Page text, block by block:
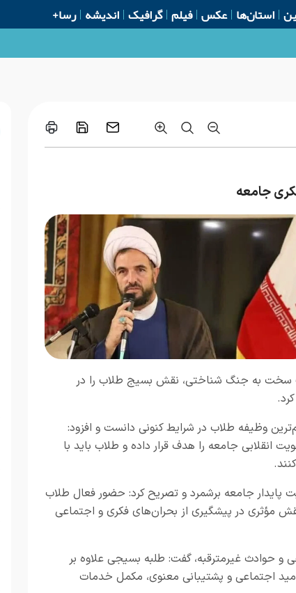
استان‌ها عکس فیلم گرافیک اندیشه رسا+
جامعه
سخت به جنگ شناختی، نقش بسیج طلاب را در
وظیفه طلاب در شرایط کنونی دانست و افزود:
انقلابی جامعه را هدف قرار داده و طلاب باید با
پایدار جامعه برشمرد و تصریح کرد: حضور فعال طلاب
مؤثری در پیشگیری از بحران‌های فکری و اجتماعی
حوادث غیرمترقبه، گفت: طلبه بسیجی علاوه بر
امید اجتماعی و پشتیبانی معنوی، مکمل خدمات